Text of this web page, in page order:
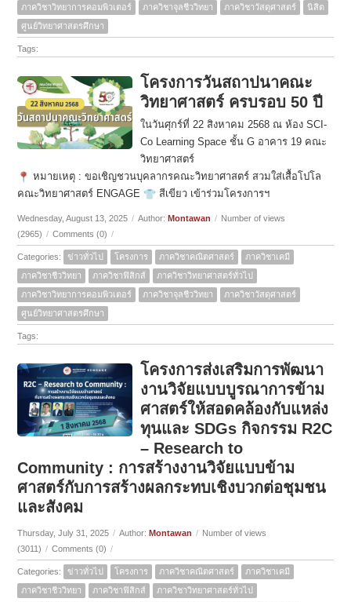
ภาควิชาวิทยาการคอมพิวเตอร์
ภาควิชาจุลชีววิทยา ภาควิชาวัสดุศาสตร์
นิสิต
ศูนย์วิทยาศาสตรศึกษา
Tags:
โครงการวันสถาปนาคณะ
วิทยาศาสตร์ ครบรอบ 50 ปี
ในวันศุกร์ที่ 22 สิงหาคม 2568 ณ ห้อง SCI-
Co Learning Space ชั้น G อาคาร 19 คณะ
วิทยาศาสตร์
หมายเหตุ : ขอเชิญชวนบุคลากรคณะวิทยาศาสตร์ สวมใส่เสื้อโปโล
คณะวิทยาศาสตร์ ENGAGE
สีเขียว เข้าร่วมโครงการฯ
Wednesday, August 13, 2025 / Author:Montawan / Number of views
(2965) / Comments (0) /
Categories: ข่าวทั่วไป โครงการ ภาควิชาคณิตศาสตร์
ภาควิชาเคมี
ภาควิชาชีววิทยา
ภาควิชาฟิสิกส์
ภาควิชาวิทยาศาสตร์ทั่วไป
ภาควิชาวิทยาการคอมพิวเตอร์
ภาควิชาจุลชีววิทยา
ภาควิชาวัสดุศาสตร์
ศูนย์วิทยาศาสตรศึกษา
Tags:
โครงการส่งเสริมการพัฒนา
งานวิจัยแบบบูรณาการข้าม
ศาสตร์ให้สอดคล้องกับแหล่ง
ทุนและ SDGs กิจกรรม R2C
– Research to
Community : การสร้างงานวิจัยแบบข้าม
ศาสตร์กับการสร้างผลกระทบเชิงบวกต่อชุมชน
และสังคม
Thursday, July 31, 2025 / Author:Montawan / Number of views
(3011) / Comments (0) /
Categories: ข่าวทั่วไป โครงการ ภาควิชาคณิตศาสตร์
ภาควิชาเคมี
ภาควิชาชีววิทยา
ภาควิชาฟิสิกส์
ภาควิชาวิทยาศาสตร์ทั่วไป